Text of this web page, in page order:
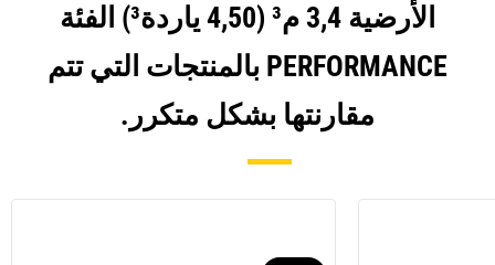
الأرضية 3,4 م³ (4,50 ياردة³) الفئة
PERFORMANCE بالمنتجات التي تتم
مقارنتها بشكل متكرر.